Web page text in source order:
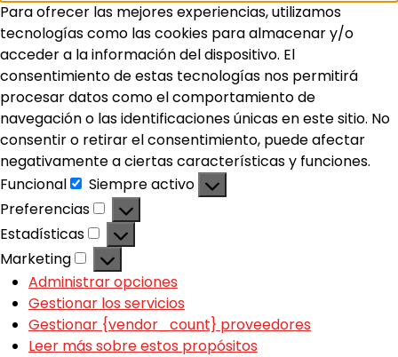
Para ofrecer las mejores experiencias, utilizamos
tecnologías como las cookies para almacenar y/o
acceder a la información del dispositivo. El
consentimiento de estas tecnologías nos permitirá
procesar datos como el comportamiento de
navegación o las identificaciones únicas en este sitio. No
consentir o retirar el consentimiento, puede afectar
negativamente a ciertas características y funciones.
Funcional
Siempre activo
Preferencias
Estadísticas
Marketing
Administrar opciones
Gestionar los servicios
Gestionar {vendor_count} proveedores
Leer más sobre estos propósitos